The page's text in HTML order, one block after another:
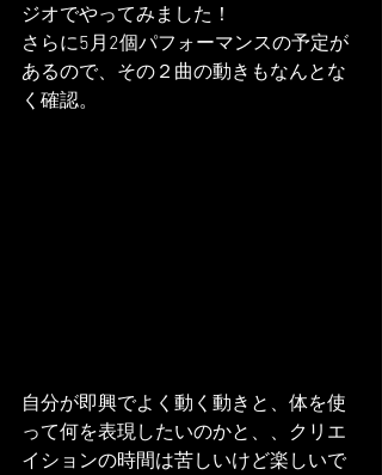
ジオでやってみました！
さらに5月2個パフォーマンスの予定が
あるので、その２曲の動きもなんとな
く確認。
自分が即興でよく動く動きと、体を使
って何を表現したいのかと、、クリエ
イションの時間は苦しいけど楽しいで